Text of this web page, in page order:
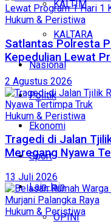
KALTIM
KALTARA
Nasional
Politik
Ekonomi
Sport
Lain-lain
OPINI
Hukum & Peristiwa
Satlantas Polresta
Kepedulian Lewat
2 Agustus 2026
Hukum & Peristiwa
Tragedi di Jalan
Meregang Nyawa
13 Juli 2026
Hukum & Peristiwa